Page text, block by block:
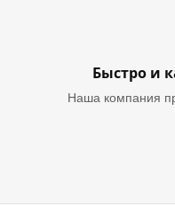
Быстро и
Наша компания